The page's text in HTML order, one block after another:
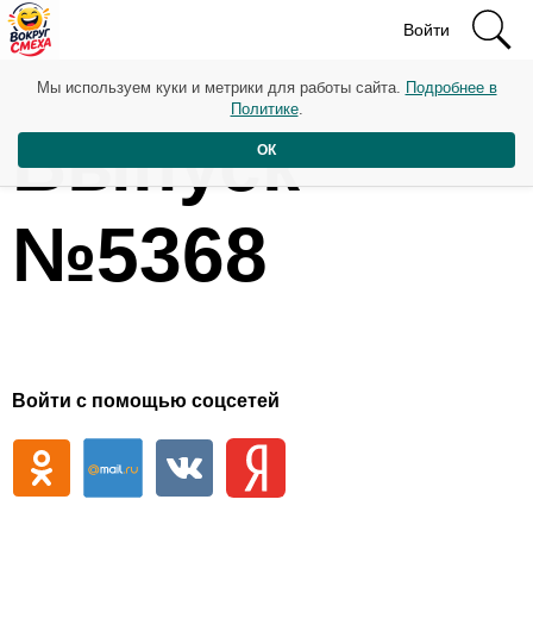
Войти
Выпуск
№5368
Войти с помощью соцсетей
Мы используем куки и метрики для работы сайта. Подробнее в
Политике.
ОК